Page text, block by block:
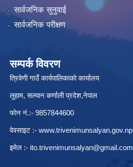
सार्वजनिक सुनुवाई
सार्वजनिक परीक्षण
सम्पर्क विवरण
त्रिवेणी गाउँ कार्यपालिकाकाे कार्यालय
लुहाम, सल्यान कर्णाली प्रदेश,नेपाल
फाेन नं.:- 9857844600
वेवसाइट :- www.trivenimunsalyan.gov.np
इमेल :- ito.trivenimunsalyan@gmail.com